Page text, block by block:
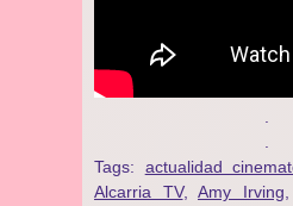
Tags: actualidad
Alcarria TV, Amy Irving